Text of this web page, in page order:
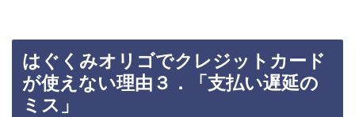
はぐくみオリゴでクレジットカード
が使えない理由３．「支払い遅延の
ミス」